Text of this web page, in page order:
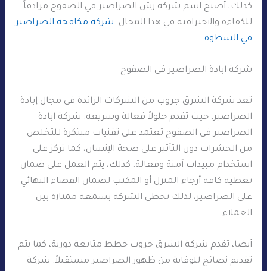
كذلك، أصبح اسم شركة رش الصراصير في الصفوح مرادفاً
للكفاءة والاحترافية في هذا المجال. شركة مكافحة الصراصير
في السطوة
شركة ابادة الصراصير في الصفوح
تعد شركة الشرق جروب من الشركات الرائدة في مجال إبادة
الصراصير، حيث تقدم حلولاً فعالة وسريعة. شركة ابادة
الصراصير في الصفوح تعتمد على تقنيات مبتكرة للتخلص
من الحشرات دون التأثير على صحة الإنسان، كما تركز على
استخدام مبيدات آمنة وفعالة. كذلك، يتم العمل على ضمان
تغطية كافة أرجاء المنزل أو المكتب لضمان القضاء النهائي
على الصراصير، لذلك تحظى الشركة بسمعة ممتازة بين
العملاء.
أيضا، تقدم شركة الشرق جروب خطط متابعة دورية، كما يتم
تقديم نصائح للوقاية من ظهور الصراصير مستقبلاً. شركة